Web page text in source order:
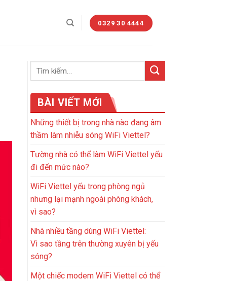
0329 30 4444
BÀI VIẾT MỚI
Những thiết bị trong nhà nào đang âm
thầm làm nhiễu sóng WiFi Viettel?
Tường nhà có thể làm WiFi Viettel yếu
đi đến mức nào?
WiFi Viettel yếu trong phòng ngủ
nhưng lại mạnh ngoài phòng khách,
vì sao?
Nhà nhiều tầng dùng WiFi Viettel:
Vì sao tầng trên thường xuyên bị yếu
sóng?
Một chiếc modem WiFi Viettel có thể